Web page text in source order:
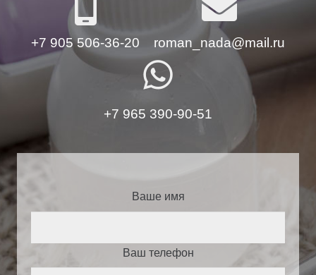
Ваше имя
Ваш телефон
+7 905 506-36-20 roman_nada@mail.ru
whatsapp
+7 965 390-90-51